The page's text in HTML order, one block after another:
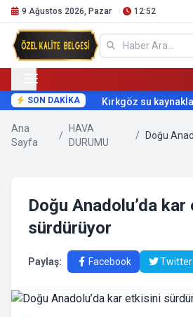
9 Ağustos 2026, Pazar 12:52
SON DAKİKA Kırkgöz su
Ana
Sayfa
/
HAVA
DURUMU
/
Doğu Anadolu’da
sürdürüyor
Paylaş: Facebook Twitter